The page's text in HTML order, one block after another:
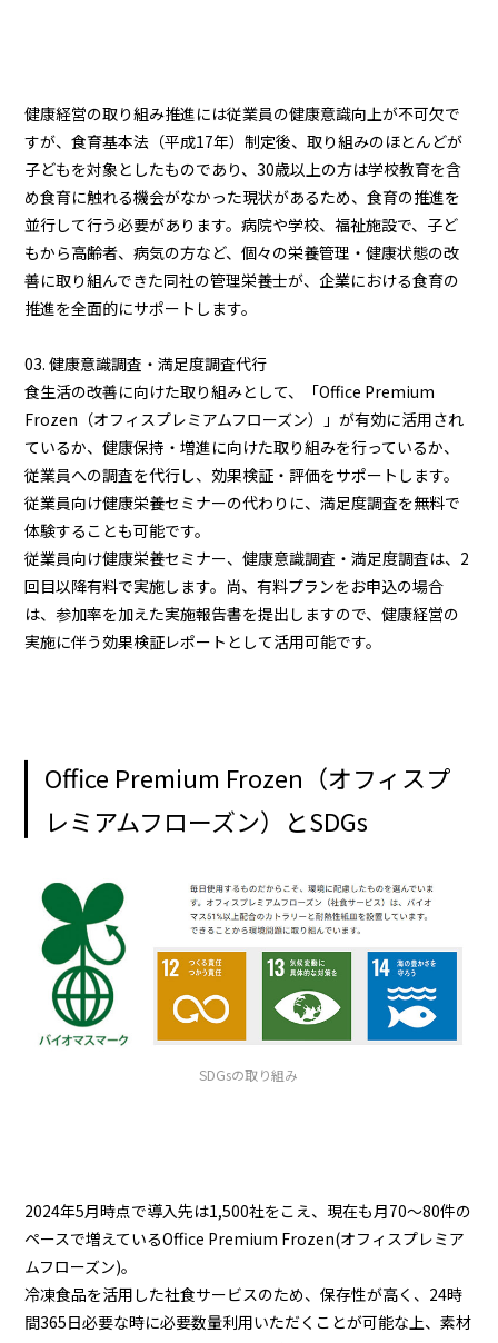
健康経営の取り組み推進には従業員の健康意識向上が不可欠で
すが、食育基本法（平成17年）制定後、取り組みのほとんどが
子どもを対象としたものであり、30歳以上の方は学校教育を含
め食育に触れる機会がなかった現状があるため、食育の推進を
並行して行う必要があります。病院や学校、福祉施設で、子ど
もから高齢者、病気の方など、個々の栄養管理・健康状態の改
善に取り組んできた同社の管理栄養士が、企業における食育の
推進を全面的にサポートします。
03. 健康意識調査・満足度調査代行
食生活の改善に向けた取り組みとして、「Office Premium
Frozen（オフィスプレミアムフローズン）」が有効に活用され
ているか、健康保持・増進に向けた取り組みを行っているか、
従業員への調査を代行し、効果検証・評価をサポートします。
従業員向け健康栄養セミナーの代わりに、満足度調査を無料で
体験することも可能です。
従業員向け健康栄養セミナー、健康意識調査・満足度調査は、2
回目以降有料で実施します。尚、有料プランをお申込の場合
は、参加率を加えた実施報告書を提出しますので、健康経営の
実施に伴う効果検証レポートとして活用可能です。
Office Premium Frozen（オフィスプ
レミアムフローズン）とSDGs
SDGsの取り組み
2024年5月時点で導入先は1,500社をこえ、現在も月70～80件の
ペースで増えているOffice Premium Frozen(オフィスプレミア
ムフローズン)。
冷凍食品を活用した社食サービスのため、保存性が高く、24時
間365日必要な時に必要数量利用いただくことが可能な上、素材